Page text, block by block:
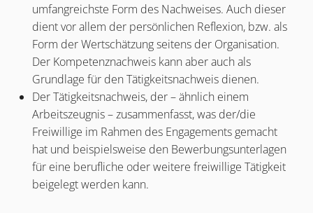
umfangreichste Form des Nachweises. Auch dieser
dient vor allem der persönlichen Reflexion, bzw. als
Form der Wertschätzung seitens der Organisation.
Der Kompetenznachweis kann aber auch als
Grundlage für den Tätigkeitsnachweis dienen.
Der Tätigkeitsnachweis, der – ähnlich einem
Arbeitszeugnis – zusammenfasst, was der/die
Freiwillige im Rahmen des Engagements gemacht
hat und beispielsweise den Bewerbungsunterlagen
für eine berufliche oder weitere freiwillige Tätigkeit
beigelegt werden kann.